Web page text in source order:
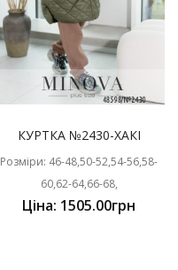
КУРТКА №2430-ХАКІ
Розміри: 46-48,50-52,54-56,58-
60,62-64,66-68,
Ціна: 1505.00грн